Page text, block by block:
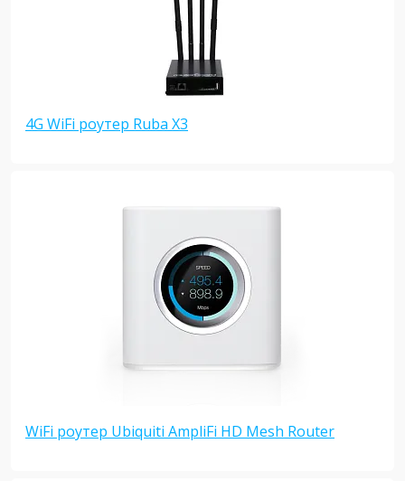
4G WiFi роутер Ruba X3
WiFi роутер Ubiquiti AmpliFi HD Mesh Router